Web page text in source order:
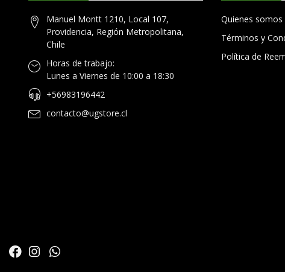
Manuel Montt 1210, Local 107,
Providencia, Región Metropolitana,
Chile
Horas de trabajo:
Lunes a Viernes de 10:00 a 18:30
+56983196442
contacto@ugstore.cl
Quienes somos
Términos y
Política de